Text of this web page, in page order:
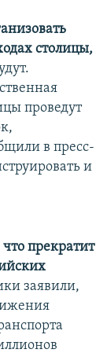
столицы,
проведут
в пресс-
и
прекратит
заявили,